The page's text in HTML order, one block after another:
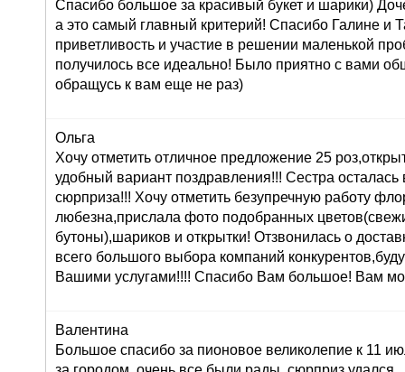
Спасибо большое за красивый букет и шарики)
а это самый главный критерий! Спасибо Галине и
приветливость и участие в решении маленькой
получилось все идеально! Было приятно с вами
обращусь к вам еще не раз)
Ольга
Хочу отметить отличное предложение 25
удобный вариант поздравления!!! Сестра осталась
сюрприза!!! Хочу отметить безупречную работу
любезна,прислала фото подобранных
бутоны),шариков и открытки! Отзвонилась о
всего большого выбора компаний
Вашими услугами!!!! Спасибо Вам большое! Вам
Валентина
Большое спасибо за пионовое великолепие к 11